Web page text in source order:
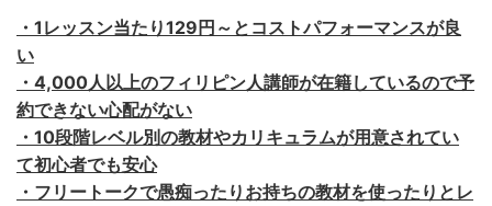
・1レッスン当たり129円～とコストパフォーマンスが良
い
・4,000人以上のフィリピン人講師が在籍しているので予
約できない心配がない
・10段階レベル別の教材やカリキュラムが用意されてい
て初心者でも安心
・フリートークで愚痴ったりお持ちの教材を使ったりとレ